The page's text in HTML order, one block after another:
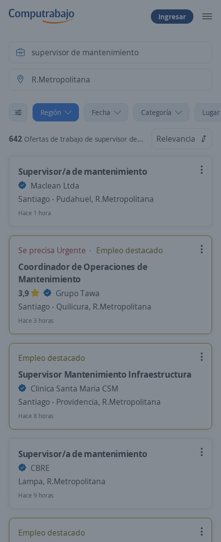
Ingresar
Región Fecha Categoría
642 Ofertas de trabajo de supervisor de mantenimiento en R.Metropolitana Relevancia
Supervisor/a de mantenimiento
Maclean Ltda
Santiago - Pudahuel, R.Metropolitana
Hace 1 hora
Se precisa Urgente Empleo destacado
Coordinador de Operaciones de
Mantenimiento
3,9
Grupo Tawa
Santiago - Quilicura, R.Metropolitana
Hace 3 horas
Empleo destacado
Supervisor Mantenimiento Infraestructura
Clinica Santa Maria CSM
Santiago - Providencia, R.Metropolitana
Hace 8 horas
Supervisor/a de mantenimiento
CBRE
Lampa, R.Metropolitana
Hace 9 horas
Empleo destacado